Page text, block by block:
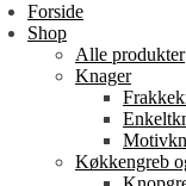
Forside
Shop
Alle produkter
Knager
Køkkengreb